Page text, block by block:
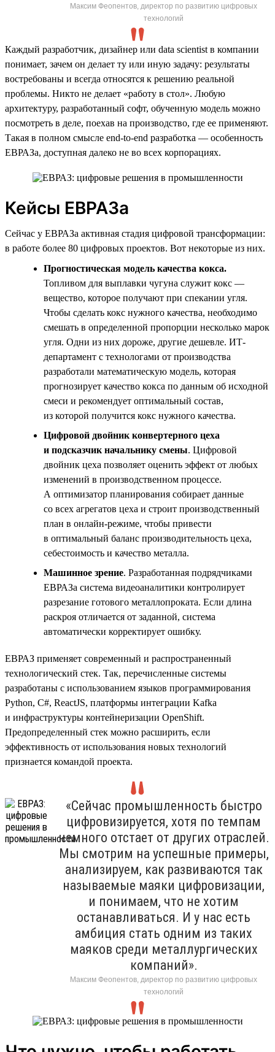
Максим Феопентов, директор по развитию цифровых
технологий
Каждый разработчик, дизайнер или data scientist в компании
понимает, зачем он делает ту или иную задачу: результаты
востребованы и всегда относятся к решению реальной
проблемы. Никто не делает «работу в стол». Любую
архитектуру, разработанный софт, обученную модель можно
посмотреть в деле, поехав на производство, где ее применяют.
Такая в полном смысле end-to-end разработка — особенность
ЕВРАЗа, доступная далеко не во всех корпорациях.
Кейсы ЕВРАЗа
Сейчас у ЕВРАЗа активная стадия цифровой трансформации:
в работе более 80 цифровых проектов. Вот некоторые из них.
Прогностическая модель качества кокса.
Топливом для выплавки чугуна служит кокс —
вещество, которое получают при спекании угля.
Чтобы сделать кокс нужного качества, необходимо
смешать в определенной пропорции несколько марок
угля. Одни из них дороже, другие дешевле. ИТ-
департамент с технологами от производства
разработали математическую модель, которая
прогнозирует качество кокса по данным об исходной
смеси и рекомендует оптимальный состав,
из которой получится кокс нужного качества.
Цифровой двойник конвертерного цеха
и подсказчик начальнику смены. Цифровой
двойник цеха позволяет оценить эффект от любых
изменений в производственном процессе.
А оптимизатор планирования собирает данные
со всех агрегатов цеха и строит производственный
план в онлайн-режиме, чтобы привести
в оптимальный баланс производительность цеха,
себестоимость и качество металла.
Машинное зрение. Разработанная подрядчиками
ЕВРАЗа система видеоаналитики контролирует
разрезание готового металлопроката. Если длина
раскроя отличается от заданной, система
автоматически корректирует ошибку.
ЕВРАЗ применяет современный и распространенный
технологический стек. Так, перечисленные системы
разработаны с использованием языков программирования
Python, С#, ReactJS, платформы интеграции Kafka
и инфраструктуры контейнеризации OpenShift.
Предопределенный стек можно расширить, если
эффективность от использования новых технологий
признается командой проекта.
«Сейчас промышленность быстро
цифровизируется, хотя по темпам
немного отстает от других отраслей.
Мы смотрим на успешные примеры,
анализируем, как развиваются так
называемые маяки цифровизации,
и понимаем, что не хотим
останавливаться. И у нас есть
амбиция стать одним из таких
маяков среди металлургических
компаний».
Максим Феопентов, директор по развитию цифровых
технологий